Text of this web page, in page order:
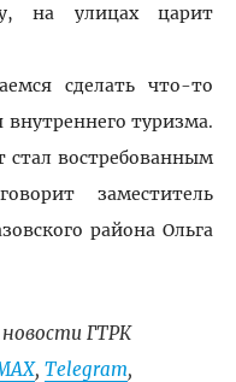
на улицах царит
сделать что-то
внутреннего туризма.
стал востребованным
заместитель
района Ольга
ГТРК
, Telegram,